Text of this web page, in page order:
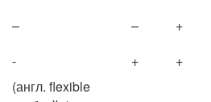
– –
+
- + +
(англ. flexible